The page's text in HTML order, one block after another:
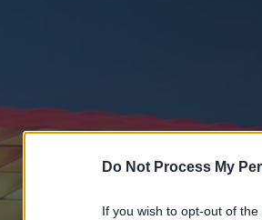
Do Not Process My
If you wish to opt-out of